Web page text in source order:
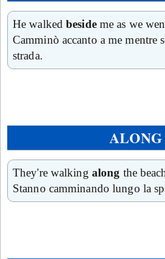
He walkedbesideme as we
Camminò accanto a me mentre
strada.
ALONG
They're walking along the
Stanno camminando lungo la